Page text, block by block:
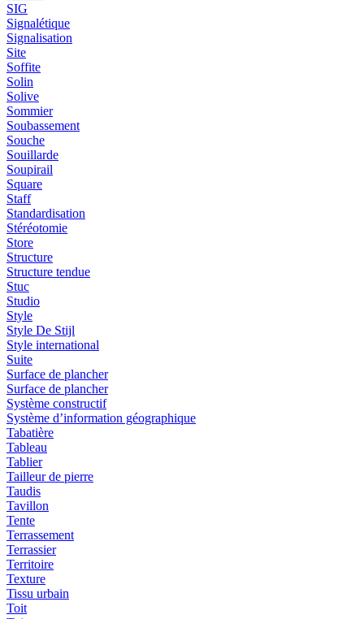
SIG
Signalétique
Signalisation
Site
Soffite
Solin
Solive
Sommier
Soubassement
Souche
Souillarde
Soupirail
Square
Staff
Standardisation
Stéréotomie
Store
Structure
Structure tendue
Stuc
Studio
Style
Style De Stijl
Style international
Suite
Surface de plancher
Surface de plancher
Système constructif
Système d’information géographique
Tabatière
Tableau
Tablier
Tailleur de pierre
Taudis
Tavillon
Tente
Terrassement
Terrassier
Territoire
Texture
Tissu urbain
Toit